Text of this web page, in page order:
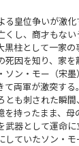
る皇位争いが激
くし、商才もな
黒柱として一家
死因を知り、家
ン・モー（宋墨
て両軍が激突す
とも刺された瞬
持ったまま、母
武器として運命
ていたソン・モ